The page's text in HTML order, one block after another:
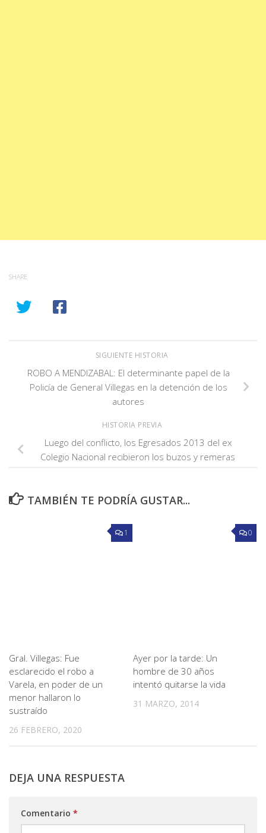
SHARE
SIGUIENTE HISTORIA
ROBO A MENDIZABAL: El determinante papel de la
Policía de General Villegas en la detención de los
autores
HISTORIA PREVIA
Luego del conflicto, los Egresados 2013 del ex
Colegio Nacional recibieron los buzos y remeras
TAMBIÉN TE PODRÍA GUSTAR...
1
Gral. Villegas: Fue
esclarecido el robo a
Varela, en poder de un
menor hallaron lo
sustraído
26 FEBRERO, 2020
0
Ayer por la tarde: Un
hombre de 30 años
intentó quitarse la vida
31 MARZO, 2014
DEJA UNA RESPUESTA
Comentario *